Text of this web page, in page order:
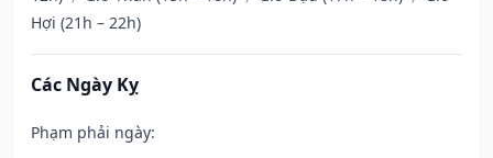
Hợi (21h – 22h)
Các Ngày Kỵ
Phạm phải ngày: